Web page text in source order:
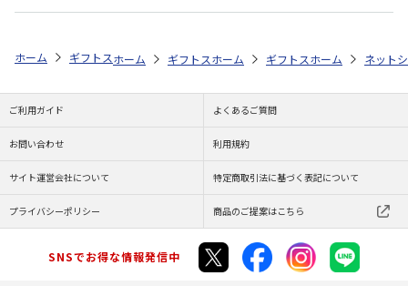
ホーム ギフトストア お中元・夏ギフト特集 2026 おすすめ ご当地
ホーム ギフトストア お中元・夏ギフト特集 2026
ホーム ギフトストア お中元・
ホーム ネット
ご利用ガイド よくあるご質問
お問い合わせ 利用規約
サイト運営会社について 特定商取引法に基づく表記について
プライバシーポリシー 商品のご提案はこちら
SNSでお得な情報発信中